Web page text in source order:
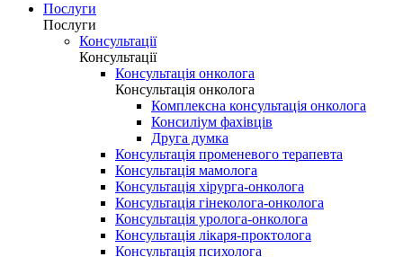
Послуги
Послуги
Консультації
Консультації
Консультація онколога
Консультація онколога
Комплексна консультація онколога
Консиліум фахівців
Друга думка
Консультація променевого терапевта
Консультація мамолога
Консультація хірурга-онколога
Консультація гінеколога-онколога
Консультація уролога-онколога
Консультація лікаря-проктолога
Консультація психолога